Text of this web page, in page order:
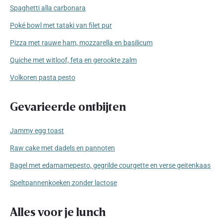
Spaghetti alla carbonara
Poké bowl met tataki van filet pur
Pizza met rauwe ham, mozzarella en basilicum
Quiche met witloof, feta en gerookte zalm
Volkoren pasta pesto
Gevarieerde ontbijten
Jammy egg toast
Raw cake met dadels en pannoten
Bagel met edamamepesto, gegrilde courgette en verse geitenkaas
Speltpannenkoeken zonder lactose
Alles voor je lunch